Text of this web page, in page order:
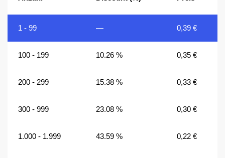
1 - 99 — 0,39€
100 - 199 10.26 % 0,35€
200 - 299 15.38 % 0,33€
300 - 999 23.08 % 0,30€
1.000 - 1.999 43.59 % 0,22€